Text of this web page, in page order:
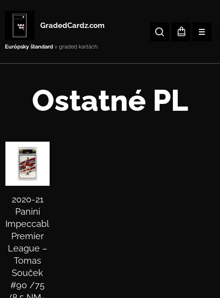
GradedCardz.com
Európsky štandard v graded kartách.
Ostatné PL
2020-21
Panini
Impeccable
Premier
League –
Tomas
Souček
#90 /75